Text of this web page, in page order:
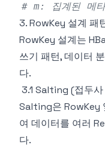
# m: 집계된 메
3. RowKey 설계 패
RowKey 설계는
쓰기 패턴, 데이터
다.
3.1 Salting (접두
Salting은 RowKey
여 데이터를 여러
다.